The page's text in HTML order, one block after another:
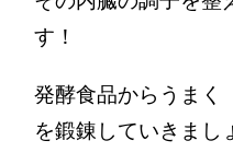
す！
発酵食品からうまく
を鍛錬していきまし